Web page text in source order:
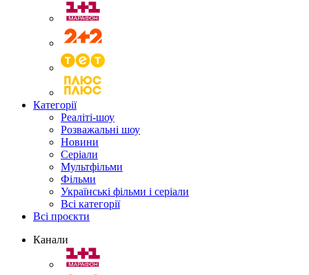
Категорії
Реаліті-шоу
Розважальні шоу
Новини
Серіали
Мультфільми
Фільми
Українські фільми і серіали
Всі категорії
Всі проєкти
Канали